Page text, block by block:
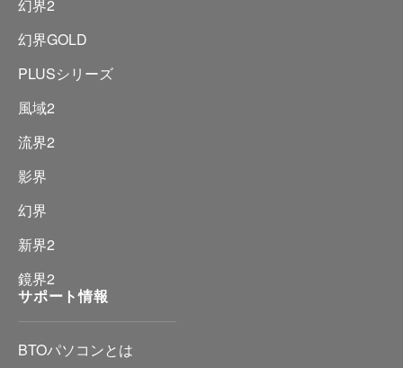
幻界2
幻界GOLD
PLUSシリーズ
風域2
流界2
影界
幻界
新界2
鏡界2
サポート情報
BTOパソコンとは